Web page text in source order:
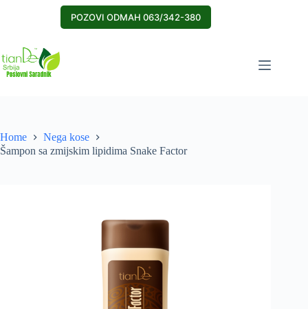
POZOVI ODMAH 063/342-380
Home
Nega kose
Šampon sa zmijskim lipidima Snake Factor